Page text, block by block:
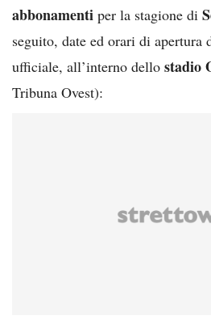
abbonamenti per la stagione di
seguito, date ed orari di apertura
ufficiale, all’interno dello stadio
Tribuna Ovest):